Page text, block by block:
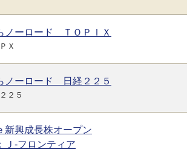
ノーロード ＴＯＰＩＸ
Ｘ
ノーロード 日経２２５
２５
新興成長株オープン
Ｊ-フロンティア